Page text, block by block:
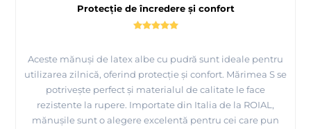
Protecție de încredere și confort
Aceste mănuși de latex albe cu pudră sunt ideale pentru
utilizarea zilnică, oferind protecție și confort. Mărimea S se
potrivește perfect și materialul de calitate le face
rezistente la rupere. Importate din Italia de la ROIAL,
mănușile sunt o alegere excelentă pentru cei care pun